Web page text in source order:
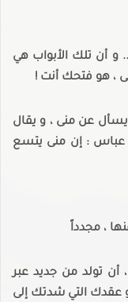
و أن تلك الأبواب هي
، هو فتحك أنت !
عن منى ، و يقال
عباس : إن منى يتسع
، مجدداً
أن تولد من جديد عبر
التي شدتك إلى